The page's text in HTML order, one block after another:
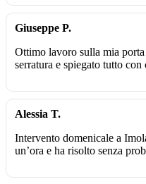
Giuseppe P.
Ottimo lavoro sulla mia
serratura e spiegato tutto con
Alessia T.
Intervento domenicale a
un’ora e ha risolto senza